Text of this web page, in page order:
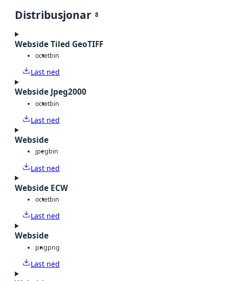
Distribusjonar 8
Webside Tiled GeoTIFF
octetbin
Last ned
Webside Jpeg2000
octetbin
Last ned
Webside
jpegbin
Last ned
Webside ECW
octetbin
Last ned
Webside
pngpng
Last ned